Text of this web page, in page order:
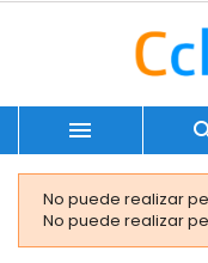

No puede realizar
No puede realizar